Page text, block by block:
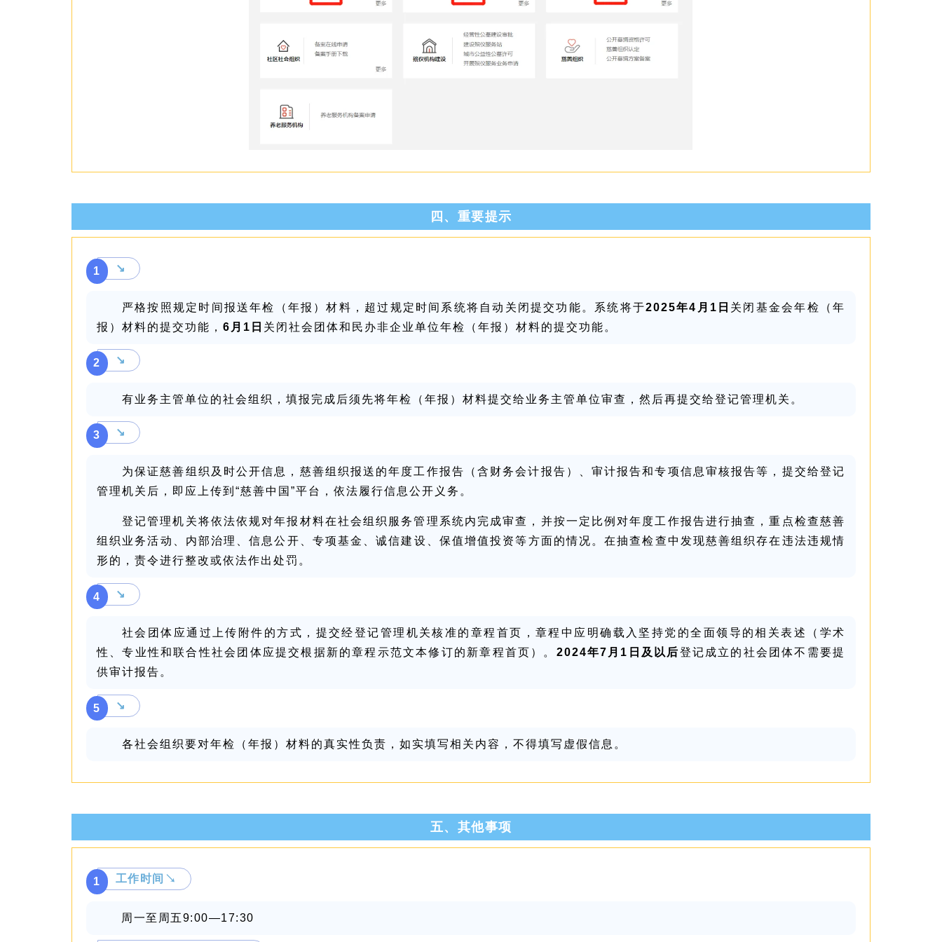
四、重要提示
1 ↘
严格按照规定时间报送年检（年报）材料，超过规定时间系统将自动关闭提交功能。系统将于2025年4月1日 关闭基金会年检（年
报）材料的提交功能， 6月1日 关闭社会团体和民办非企业单位年检（年报）材料的提交功能。
2 ↘
有业务主管单位的社会组织，填报完成后须先将年检（年报）材料提交给业务主管单位审查，然后再提交给登记管理机关。
3 ↘
为保证慈善组织及时公开信息，慈善组织报送的年度工作报告（含财务会计报告）、审计报告和专项信息审核报告等，提交给登记
管理机关后，即应上传到“慈善中国”平台，依法履行信息公开义务。
登记管理机关将依法依规对年报材料在社会组织服务管理系统内完成审查，并按一定比例对年度工作报告进行抽查，重点检查慈善
组织业务活动、内部治理、信息公开、专项基金、诚信建设、保值增值投资等方面的情况。在抽查检查中发现慈善组织存在违法违规情
形的，责令进行整改或依法作出处罚。
4 ↘
社会团体应通过上传附件的方式，提交经登记管理机关核准的章程首页，章程中应明确载入坚持党的全面领导的相关表述（学术
性、专业性和联合性社会团体应提交根据新的章程示范文本修订的新章程首页）。 2024年7月1日及以后登记成立的社会团体不需要提
供审计报告。
5 ↘
各社会组织要对年检（年报）材料的真实性负责，如实填写相关内容，不得填写虚假信息。
五、其他事项
1 工作时间↘
周一至周五9:00—17:30